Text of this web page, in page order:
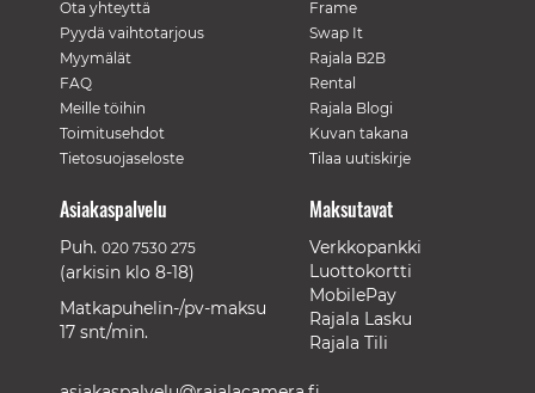
Ota yhteyttä
Pyydä vaihtotarjous
Myymälät
FAQ
Meille töihin
Toimitusehdot
Tietosuojaseloste
Frame
Swap It
Rajala B2B
Rental
Rajala Blogi
Kuvan takana
Tilaa uutiskirje
Maksutavat
Verkkopankki
Luottokortti
MobilePay
Rajala Lasku
Rajala Tili
Asiakaspalvelu
Puh. 020 7530 275
(arkisin klo 8-18)
Matkapuhelin-/pv-maksu
17 snt/min.